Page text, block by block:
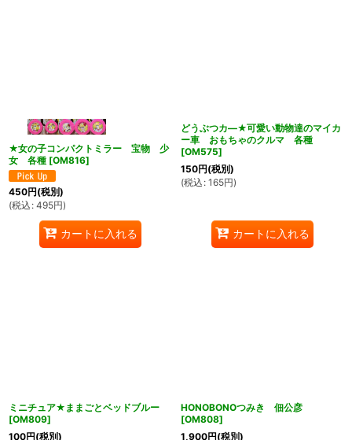
★女の子コンパクトミラー 宝物 少
女 各種 [OM816]
450円(税別)
(税込 : 495円)
カートに入れる
どうぶつカ―★可愛い動物達のマイカ
ー車 おもちゃのクルマ 各種
[OM575]
150円(税別)
(税込 : 165円)
カートに入れる
ミニチュア★ままごとベッドブルー
[OM809]
100円(税別)
HONOBONOつみき 佃公彦
[OM808]
1,900円(税別)